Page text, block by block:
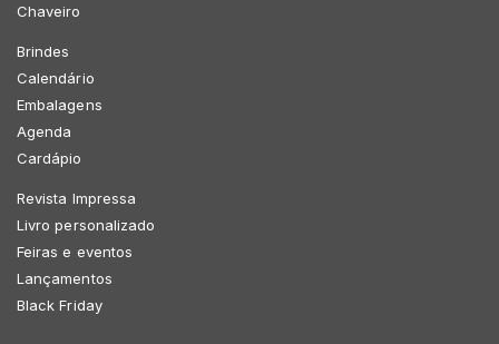
Chaveiro
Brindes
Calendário
Embalagens
Agenda
Cardápio
Revista Impressa
Livro personalizado
Feiras e eventos
Lançamentos
Black Friday